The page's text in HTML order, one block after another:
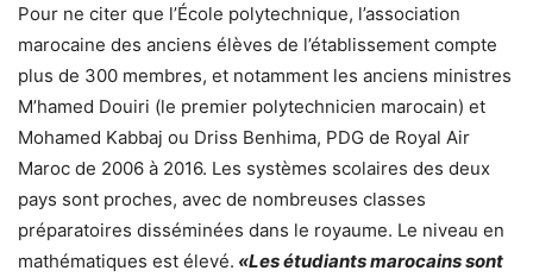
Pour ne citer que l’École polytechnique, l’association
marocaine des anciens élèves de l’établissement compte
plus de 300 membres, et notamment les anciens ministres
M’hamed Douiri (le premier polytechnicien marocain) et
Mohamed Kabbaj ou Driss Benhima, PDG de Royal Air
Maroc de 2006 à 2016. Les systèmes scolaires des deux
pays sont proches, avec de nombreuses classes
préparatoires disséminées dans le royaume. Le niveau en
mathématiques est élevé. «Les étudiants marocains sont